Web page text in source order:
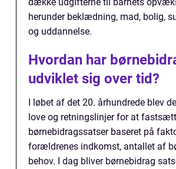
herunder beklædning, mad, bolig,
og uddannelse.
Hvordan har
udviklet sig over tid?
I løbet af det 20. århundrede blev
love og retningslinjer for at
børnebidragssatser baseret på
forældrenes indkomst, antallet af
behov. I dag bliver børnebidrag